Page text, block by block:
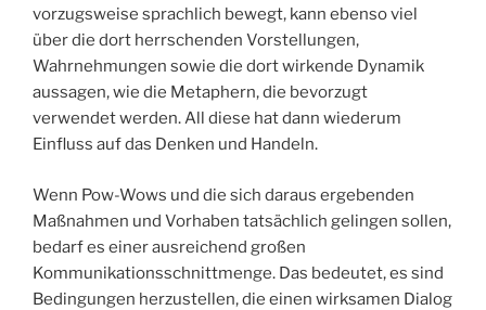
vorzugsweise sprachlich bewegt, kann ebenso viel
über die dort herrschenden Vorstellungen,
Wahrnehmungen sowie die dort wirkende Dynamik
aussagen, wie die Metaphern, die bevorzugt
verwendet werden. All diese hat dann wiederum
Einfluss auf das Denken und Handeln.
Wenn Pow-Wows und die sich daraus ergebenden
Maßnahmen und Vorhaben tatsächlich gelingen sollen,
bedarf es einer ausreichend großen
Kommunikationsschnittmenge. Das bedeutet, es sind
Bedingungen herzustellen, die einen wirksamen Dialog